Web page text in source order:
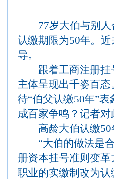
77岁大伯与别人
认缴期限为50年。
导。
跟着工商注册挂
主体呈现出千姿百
待“伯父认缴50年”
成百家争鸣？记者对
高龄大伯认缴50
“大伯的做法是合
册资本挂号准则变
职业的实缴制改为